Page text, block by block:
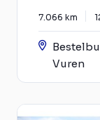
7.066 km
Vuren